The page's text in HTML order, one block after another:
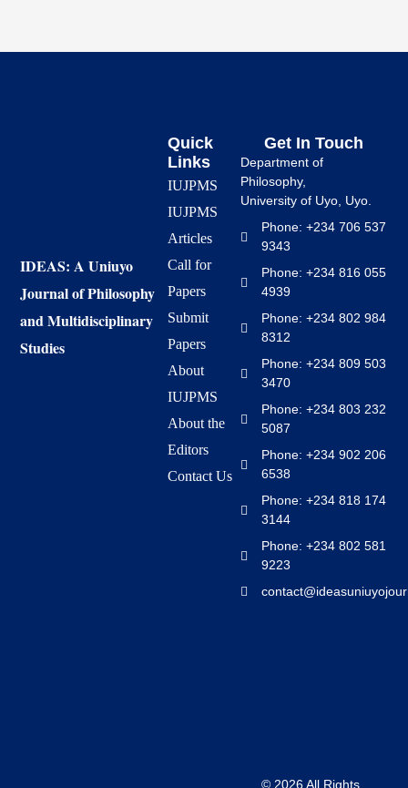
IDEAS: A Uniuyo
Journal of Philosophy
and Multidisciplinary
Studies
Quick
Links
IUJPMS
IUJPMS
Articles
Call for
Papers
Submit
Papers
About
IUJPMS
About the
Editors
Contact Us
Get In Touch
Department of
Philosophy,
University of Uyo, Uyo.
Phone: +234 706 537
9343
Phone: +234 816 055
4939
Phone: +234 802 984
8312
Phone: +234 809 503
3470
Phone: +234 803 232
5087
Phone: +234 902 206
6538
Phone: +234 818 174
3144
Phone: +234 802 581
9223
© 2026 All Rights